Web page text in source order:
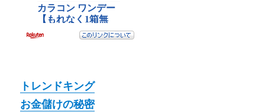
トレンドキング
お金儲けの秘密